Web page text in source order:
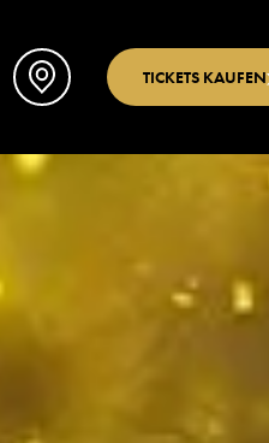
TICKETS KAUFEN